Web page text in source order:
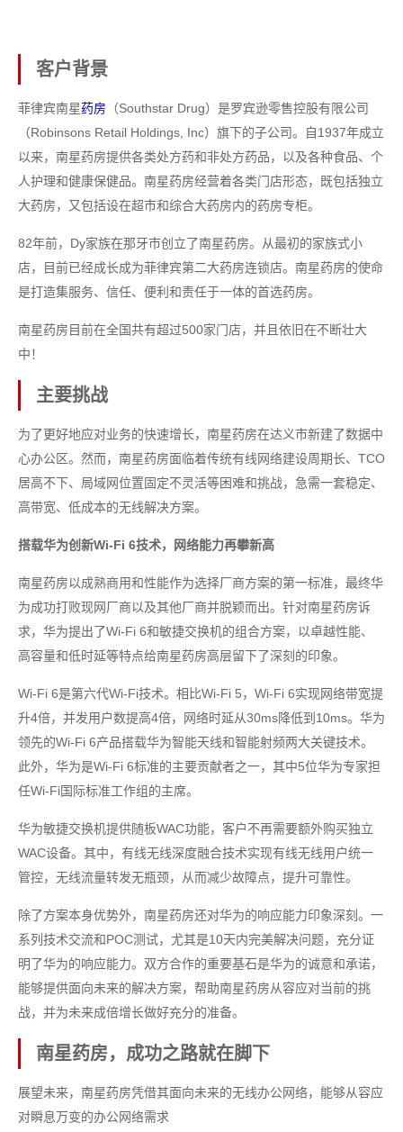
客户背景
菲律宾南星药房 （Southstar Drug）是罗宾逊零售控股有限公司
（Robinsons Retail Holdings, Inc）旗下的子公司。自1937年成立
以来，南星药房提供各类处方药和非处方药品，以及各种食品、个
人护理和健康保健品。南星药房经营着各类门店形态，既包括独立
大药房，又包括设在超市和综合大药房内的药房专柜。
82年前，Dy家族在那牙市创立了南星药房。从最初的家族式小
店，目前已经成长成为菲律宾第二大药房连锁店。南星药房的使命
是打造集服务、信任、便利和责任于一体的首选药房。
南星药房目前在全国共有超过500家门店，并且依旧在不断壮大
中！
主要挑战
为了更好地应对业务的快速增长，南星药房在达义市新建了数据中
心办公区。然而，南星药房面临着传统有线网络建设周期长、TCO
居高不下、局域网位置固定不灵活等困难和挑战，急需一套稳定、
高带宽、低成本的无线解决方案。
搭载华为创新Wi-Fi 6技术，网络能力再攀新高
南星药房以成熟商用和性能作为选择厂商方案的第一标准，最终华
为成功打败现网厂商以及其他厂商并脱颖而出。针对南星药房诉
求，华为提出了Wi-Fi 6和敏捷交换机的组合方案，以卓越性能、
高容量和低时延等特点给南星药房高层留下了深刻的印象。
Wi-Fi 6是第六代Wi-Fi技术。相比Wi-Fi 5，Wi-Fi 6实现网络带宽提
升4倍，并发用户数提高4倍，网络时延从30ms降低到10ms。华为
领先的Wi-Fi 6产品搭载华为智能天线和智能射频两大关键技术。
此外，华为是Wi-Fi 6标准的主要贡献者之一，其中5位华为专家担
任Wi-Fi国际标准工作组的主席。
华为敏捷交换机提供随板WAC功能，客户不再需要额外购买独立
WAC设备。其中，有线无线深度融合技术实现有线无线用户统一
管控，无线流量转发无瓶颈，从而减少故障点，提升可靠性。
除了方案本身优势外，南星药房还对华为的响应能力印象深刻。一
系列技术交流和POC测试，尤其是10天内完美解决问题，充分证
明了华为的响应能力。双方合作的重要基石是华为的诚意和承诺，
能够提供面向未来的解决方案，帮助南星药房从容应对当前的挑
战，并为未来成倍增长做好充分的准备。
南星药房，成功之路就在脚下
展望未来，南星药房凭借其面向未来的无线办公网络，能够从容应
对瞬息万变的办公网络需求